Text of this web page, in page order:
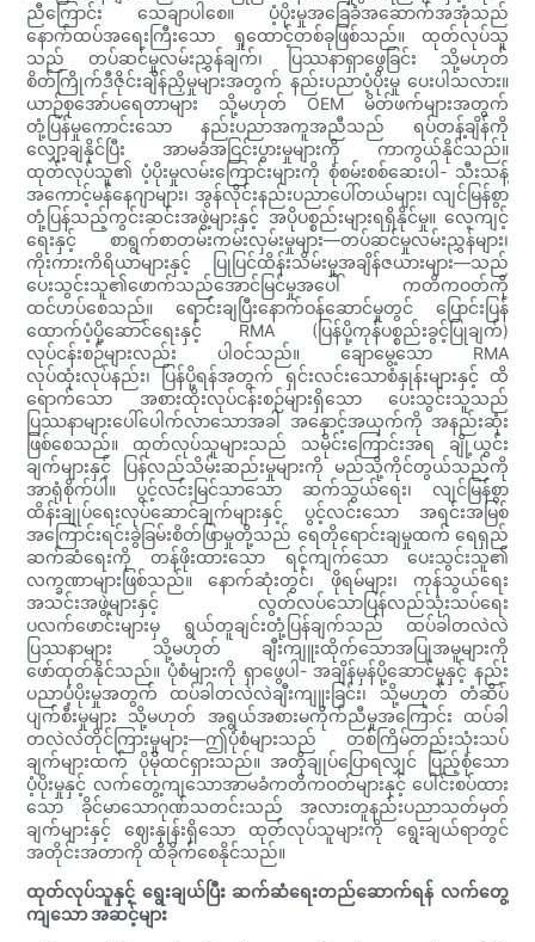
ညီကြောင်း သေချာပါစေ။ ပံ့ပိုးမှုအခြေခံအဆောက်အအုံသည်
နောက်ထပ်အရေးကြီးသော ရှုထောင့်တစ်ခုဖြစ်သည်။ ထုတ်လုပ်သူ
သည် တပ်ဆင်မှုလမ်းညွှန်ချက်၊ ပြဿနာရှာဖွေခြင်း သို့မဟုတ်
စိတ်ကြိုက်ဒီဇိုင်းချိန်ညှိမှုများအတွက် နည်းပညာပံ့ပိုးမှု ပေးပါသလား။
ယာဉ်စုအော်ပရေတာများ သို့မဟုတ် OEM မိတ်ဖက်များအတွက်
တုံ့ပြန်မှုကောင်းသော နည်းပညာအကူအညီသည် ရပ်တန့်ချိန်ကို
လျှော့ချနိုင်ပြီး အာမခံအငြင်းပွားမှုများကို ကာကွယ်နိုင်သည်။
ထုတ်လုပ်သူ၏ ပံ့ပိုးမှုလမ်းကြောင်းများကို စုံစမ်းစစ်ဆေးပါ- သီးသန့်
အကောင့်မန်နေဂျာများ၊ အွန်လိုင်းနည်းပညာပေါ်တယ်များ၊ လျင်မြန်စွာ
တုံ့ပြန်သည့်ကွင်းဆင်းအဖွဲ့များနှင့် အပိုပစ္စည်းများရရှိနိုင်မှု။ လေ့ကျင့်
ရေးနှင့် စာရွက်စာတမ်းကမ်းလှမ်းမှုများ—တပ်ဆင်မှုလမ်းညွှန်များ၊
ကိုးကားကိရိယာများနှင့် ပြုပြင်ထိန်းသိမ်းမှုအချိန်ဇယားများ—သည်
ပေးသွင်းသူ၏ဖောက်သည်အောင်မြင်မှုအပေါ် ကတိကဝတ်ကို
ထင်ဟပ်စေသည်။ ရောင်းချပြီးနောက်ဝန်ဆောင်မှုတွင် ပြောင်းပြန်
ထောက်ပံ့ပို့ဆောင်ရေးနှင့် RMA (ပြန်ပို့ကုန်ပစ္စည်းခွင့်ပြုချက်)
လုပ်ငန်းစဉ်များလည်း ပါဝင်သည်။ ချောမွေ့သော RMA
လုပ်ထုံးလုပ်နည်း၊ ပြန်ပို့ရန်အတွက် ရှင်းလင်းသောစံနှုန်းများနှင့် ထိ
ရောက်သော အစားထိုးလုပ်ငန်းစဉ်များရှိသော ပေးသွင်းသူသည်
ပြဿနာများပေါ်ပေါက်လာသောအခါ အနှောင့်အယှက်ကို အနည်းဆုံး
ဖြစ်စေသည်။ ထုတ်လုပ်သူများသည် သမိုင်းကြောင်းအရ ချို့ယွင်း
ချက်များနှင့် ပြန်လည်သိမ်းဆည်းမှုများကို မည်သို့ကိုင်တွယ်သည်ကို
အာရုံစိုက်ပါ။ ပွင့်လင်းမြင်သာသော ဆက်သွယ်ရေး၊ လျင်မြန်စွာ
ထိန်းချုပ်ရေးလုပ်ဆောင်ချက်များနှင့် ပွင့်လင်းသော အရင်းအမြစ်
အကြောင်းရင်းခွဲခြမ်းစိတ်ဖြာမှုတို့သည် ရေတိုရောင်းချမှုထက် ရေရှည်
ဆက်ဆံရေးကို တန်ဖိုးထားသော ရင့်ကျက်သော ပေးသွင်းသူ၏
လက္ခဏာများဖြစ်သည်။ နောက်ဆုံးတွင်၊ ဖိုရမ်များ၊ ကုန်သွယ်ရေး
အသင်းအဖွဲ့များနှင့် လွတ်လပ်သောပြန်လည်သုံးသပ်ရေး
ပလက်ဖောင်းများမှ ရွယ်တူချင်းတုံ့ပြန်ချက်သည် ထပ်ခါတလဲလဲ
ပြဿနာများ သို့မဟုတ် ချီးကျူးထိုက်သောအပြုအမူများကို
ဖော်ထုတ်နိုင်သည်။ ပုံစံများကို ရှာဖွေပါ- အချိန်မှန်ပို့ဆောင်မှုနှင့် နည်း
ပညာပံ့ပိုးမှုအတွက် ထပ်ခါတလဲလဲချီးကျူးခြင်း၊ သို့မဟုတ် တံဆိပ်
ပျက်စီးမှုများ သို့မဟုတ် အရွယ်အစားမကိုက်ညီမှုအကြောင်း ထပ်ခါ
တလဲလဲတိုင်ကြားမှုများ—ဤပုံစံများသည် တစ်ကြိမ်တည်းသုံးသပ်
ချက်များထက် ပိုမိုထင်ရှားသည်။ အတိုချုပ်ပြောရလျှင် ပြည့်စုံသော
ပံ့ပိုးမှုနှင့် လက်တွေ့ကျသောအာမခံကတိကဝတ်များနှင့် ပေါင်းစပ်ထား
သော ခိုင်မာသောဂုဏ်သတင်းသည် အလားတူနည်းပညာသတ်မှတ်
ချက်များနှင့် ဈေးနှုန်းရှိသော ထုတ်လုပ်သူများကို ရွေးချယ်ရာတွင်
အတိုင်းအတာကို ထိခိုက်စေနိုင်သည်။
ထုတ်လုပ်သူနှင့် ရွေးချယ်ပြီး ဆက်ဆံရေးတည်ဆောက်ရန် လက်တွေ့
ကျသော အဆင့်များ